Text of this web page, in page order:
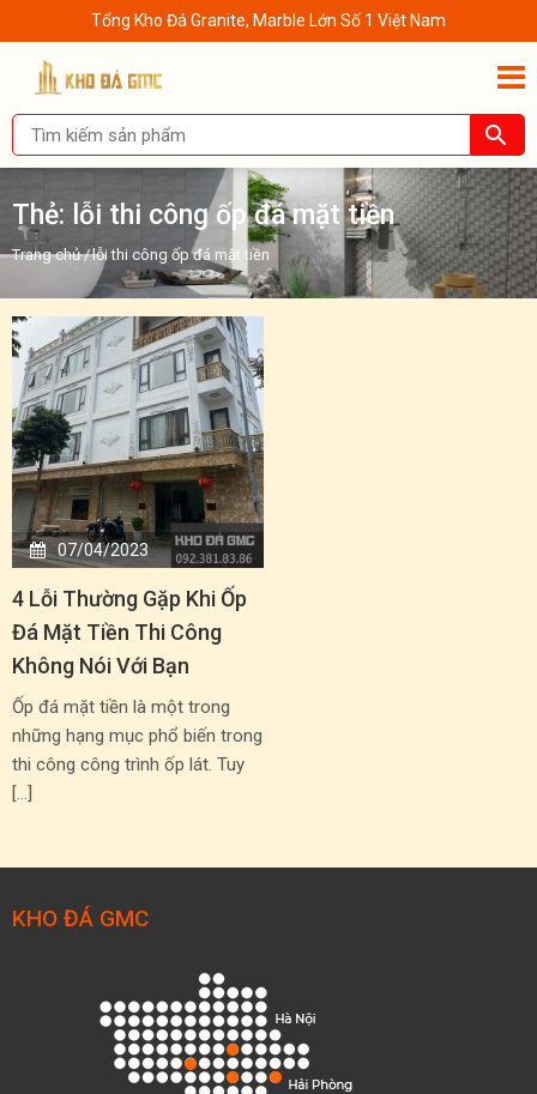
Tổng Kho Đá Granite, Marble Lớn Số 1 Việt Nam
Thẻ: lỗi thi công ốp đá mặt tiền
Trang chủ/lỗi thi công ốp đá mặt tiền
07/04/2023
4 Lỗi Thường Gặp Khi Ốp
Đá Mặt Tiền Thi Công
Không Nói Với Bạn
Ốp đá mặt tiền là một trong
những hạng mục phổ biến trong
thi công công trình ốp lát. Tuy
[…]
KHO ĐÁ GMC